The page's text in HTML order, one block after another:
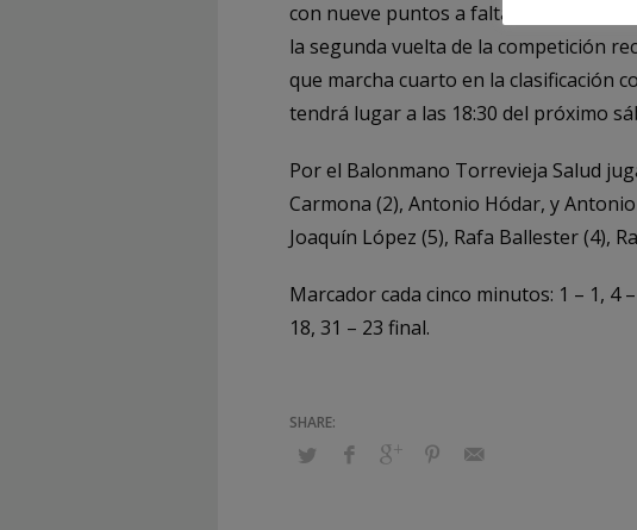
con nueve puntos a falta de dos
la segunda vuelta de la competición
que marcha cuarto en la clasificación
tendrá lugar a las 18:30 del próximo
Por el Balonmano Torrevieja Salud
Carmona (2), Antonio Hódar, y
Joaquín López (5), Rafa Ballester (4),
Marcador cada cinco minutos: 1 – 1, 4
18, 31 – 23 final.